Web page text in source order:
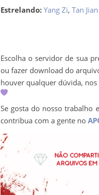
Estrelando: Yang Zi, Tan
Escolha o servidor de sua
ou fazer download do
houver qualquer dúvida,
Se gosta do nosso trabalho
contribua com a gente no